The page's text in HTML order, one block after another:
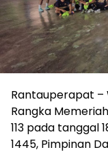
Rantauperapat –
Rangka
113 pada tanggal
1445, Pimpinan